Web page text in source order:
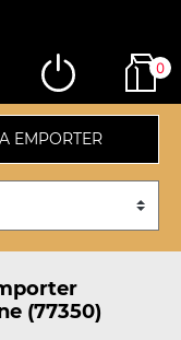
0
A EMPORTER
(77350)